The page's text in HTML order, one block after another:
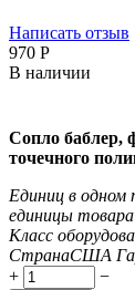
Написать отзыв
‍970‍ Р
В наличии
Сопло баблер,
точечного
Единиц в
единицы товара
Класс
СтранаСША
+
−